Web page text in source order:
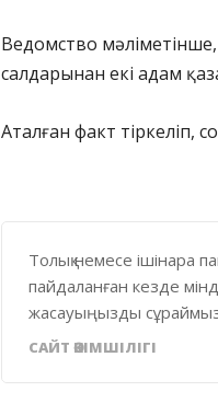
Ведомство мәліметінше,
салдарынан екі адам
Аталған факт тіркеліп,
Толық немесе ішінара
пайдаланған кезде
жасауыңызды
САЙТ ӘКІМШІЛІГІ